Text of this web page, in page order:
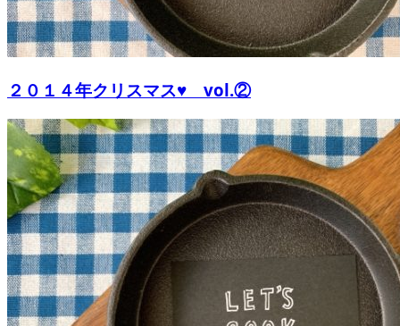
２０１４年クリスマス♥ vol.②